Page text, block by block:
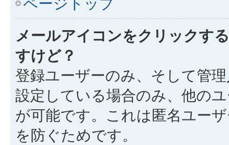
メールアイコンをクリックす
すけど？
登録ユーザーのみ、そして管
設定している場合のみ、他の
が可能です。これは匿名ユー
を防ぐためです。